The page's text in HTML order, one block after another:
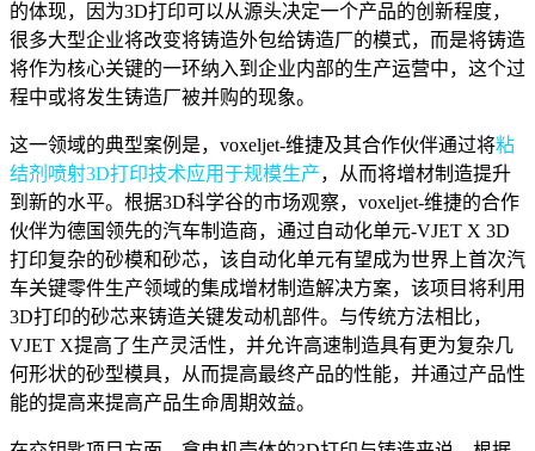
的体现，因为3D打印可以从源头决定一个产品的创新程度，
很多大型企业将改变将铸造外包给铸造厂的模式，而是将铸造
将作为核心关键的一环纳入到企业内部的生产运营中，这个过
程中或将发生铸造厂被并购的现象。
这一领域的典型案例是，voxeljet-维捷及其合作伙伴通过将粘
结剂喷射3D打印技术应用于规模生产，从而将增材制造提升
到新的水平。根据3D科学谷的市场观察，voxeljet-维捷的合作
伙伴为德国领先的汽车制造商，通过自动化单元-VJET X 3D
打印复杂的砂模和砂芯，该自动化单元有望成为世界上首次汽
车关键零件生产领域的集成增材制造解决方案，该项目将利用
3D打印的砂芯来铸造关键发动机部件。与传统方法相比，
VJET X提高了生产灵活性，并允许高速制造具有更为复杂几
何形状的砂型模具，从而提高最终产品的性能，并通过产品性
能的提高来提高产品生命周期效益。